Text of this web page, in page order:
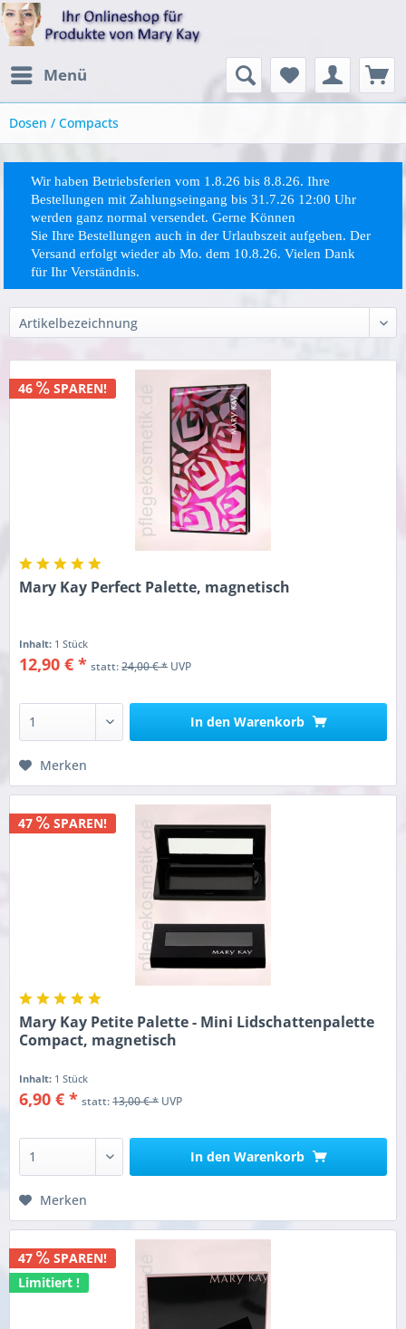
Menü
Dosen / Compacts
Wir haben Betriebsferien vom 1.8.26 bis 8.8.26. Ihre
Bestellungen mit Zahlungseingang bis 31.7.26 12:00 Uhr
werden ganz normal versendet. Gerne Können
SieIhreBestellungen auch in der Urlaubszeit aufgeben. Der
Versand erfolgt wieder ab Mo. dem 10.8.26. Vielen Dank
für Ihr Verständnis.
46 SPAREN!
Mary Kay Perfect Palette, magnetisch
Inhalt: 1 Stück
12,90 € * statt:24,00 € *UVP
In den Warenkorb
Merken
47 SPAREN!
Mary Kay Petite Palette - Mini Lidschattenpalette
Compact, magnetisch
Inhalt: 1 Stück
6,90 € * statt:13,00 € *UVP
In den Warenkorb
Merken
47
SPAREN!
Limitiert !